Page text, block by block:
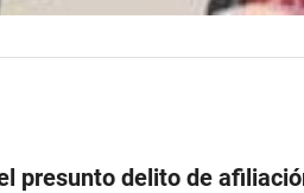
presunto delito de